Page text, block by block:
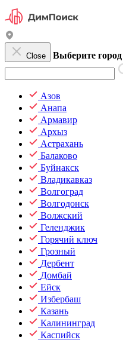
Close Выберите город
Азов
Анапа
Армавир
Архыз
Астрахань
Балаково
Буйнакск
Владикавказ
Волгоград
Волгодонск
Волжский
Геленджик
Горячий ключ
Грозный
Дербент
Домбай
Ейск
Избербаш
Казань
Калининград
Каспийск